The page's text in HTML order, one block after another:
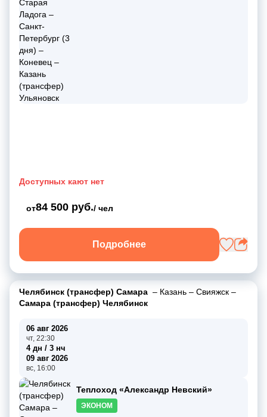
Доступных кают нет
от84 500 руб./ чел
Подробнее
Челябинск (трансфер) Самара – Казань – Свияжск –
Самара (трансфер) Челябинск
06 авг 2026
чт, 22:30
4 дн / 3 нч
09 авг 2026
вс, 16:00
Теплоход «Александр Невский»
ЭКОНОМ